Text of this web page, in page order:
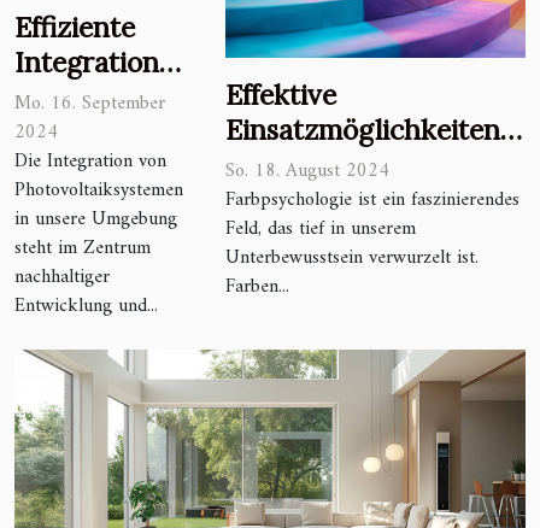
Effiziente
Integration
von
Photovoltaik
in städtische
und ländliche
Landschaften
Mo. 16. September
2024
Die Integration von
Photovoltaiksystemen
in unsere Umgebung
steht im Zentrum
nachhaltiger
Entwicklung und...
Effektive
Einsatzmöglichkeiten
von Farbpsychologie in
der
Markenkommunikation
So. 18. August 2024
Farbpsychologie ist ein faszinierendes
Feld, das tief in unserem
Unterbewusstsein verwurzelt ist.
Farben...